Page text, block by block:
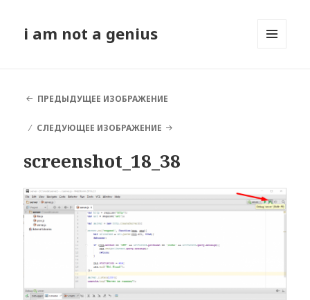
i am not a genius
ПРЕДЫДУЩЕЕ ИЗОБРАЖЕНИЕ
СЛЕДУЮЩЕЕ ИЗОБРАЖЕНИЕ
screenshot_18_38